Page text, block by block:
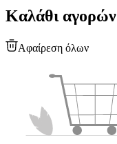
Καλάθι αγορών
Αφαίρεση όλων